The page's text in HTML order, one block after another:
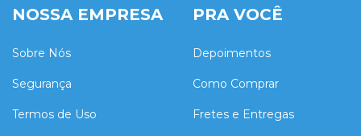
NOSSA EMPRESA
Sobre Nós
Segurança
Termos de Uso
PRA VOCÊ
Depoimentos
Como Comprar
Fretes e Entregas